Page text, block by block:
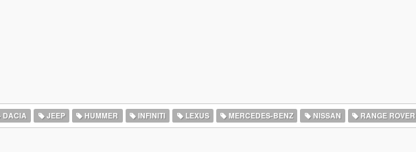
DACIA JEEP HUMMER INFINITI LEXUS MERCEDES-BENZ NISSAN RANGE ROVER